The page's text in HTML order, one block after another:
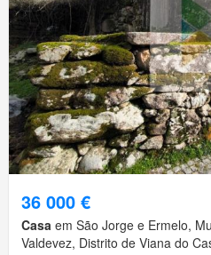
36 000 €
Casa em São Jorge e Ermelo,
Valdevez, Distrito de Viana do